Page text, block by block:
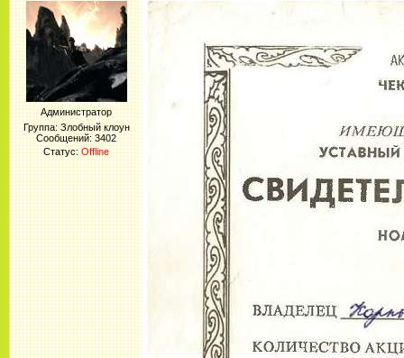
Администратор
Группа: Злобный клоун
Сообщений:3402
Статус:Offline